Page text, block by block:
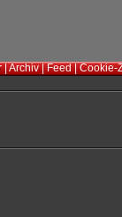
|Archiv|Feed|Cookie-